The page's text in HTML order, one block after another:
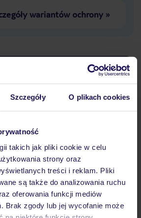
Szczegóły O plikach cookies
takich jak pliki cookie w celu
strony oraz
treści i reklam. Pliki
są także do analizowania ruchu
oferowania funkcji mediów
Brak zgody lub jej wycofanie może
wariantów ochrony»
podróży w Polsce